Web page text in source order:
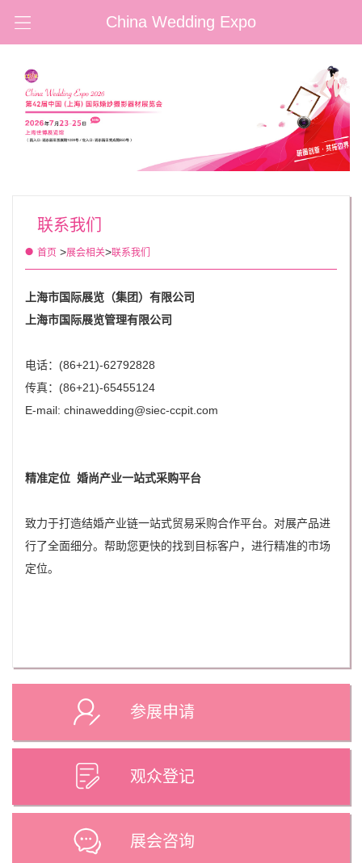
China Wedding Expo
联系我们
首页 >展会相关>联系我们
上海市国际展览（集团）有限公司
上海市国际展览管理有限公司
电话：(86+21)-62792828
传真：(86+21)-65455124
E-mail: chinawedding@siec-ccpit.com
精准定位 婚尚产业一站式采购平台
致力于打造结婚产业链一站式贸易采购合作平台。对展产品进
行了全面细分。帮助您更快的找到目标客户，进行精准的市场
定位。
参展申请
观众登记
展会咨询